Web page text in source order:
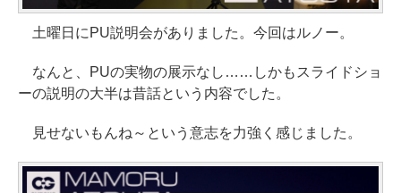
土曜日にPU説明会がありました。今回はルノー。
なんと、PUの実物の展示なし……しかもスライドショ
ーの説明の大半は昔話という内容でした。
見せないもんね～という意志を力強く感じました。